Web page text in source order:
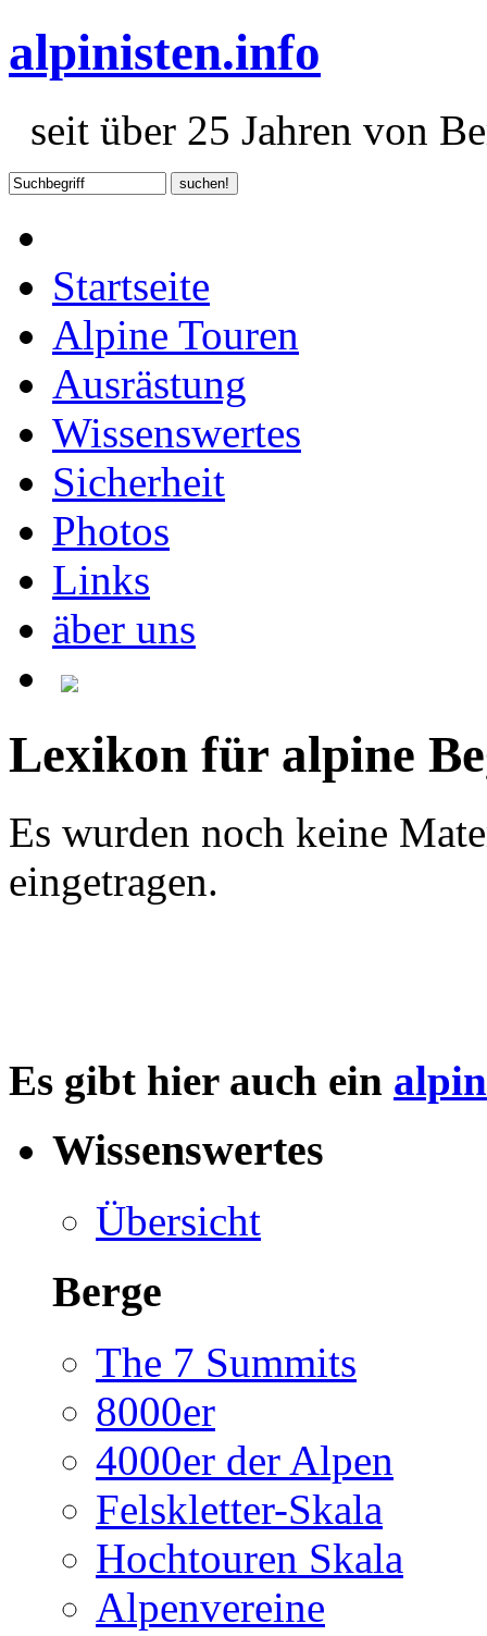
alpinisten.info
seit über 25 Jahren von
Startseite
Alpine Touren
Ausrästung
Wissenswertes
Sicherheit
Photos
Links
äber uns
Lexikon für alpine
Es wurden noch keine
eingetragen.
Es gibt hier auch ein
Wissenswertes
Übersicht
Berge
The 7 Summits
8000er
4000er der Alpen
Felskletter-Skala
Hochtouren Skala
Alpenvereine